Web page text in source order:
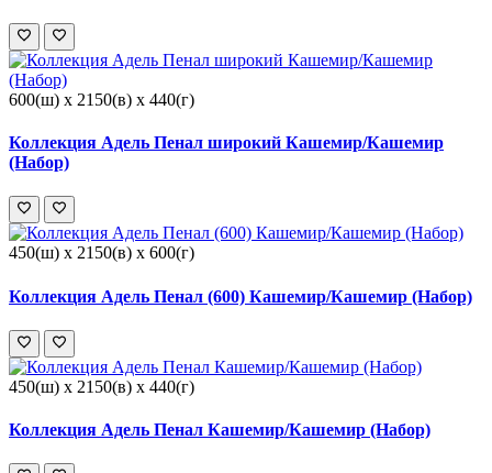
600(ш) x 2150(в) x 440(г)
Коллекция Адель Пенал широкий Кашемир/Кашемир
(Набор)
450(ш) x 2150(в) x 600(г)
Коллекция Адель Пенал (600) Кашемир/Кашемир (Набор)
450(ш) x 2150(в) x 440(г)
Коллекция Адель Пенал Кашемир/Кашемир (Набор)